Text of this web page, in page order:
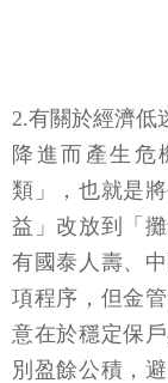
2.有關於經濟低
降進而產生危
類」，也就是
益」改放到「
有國泰人壽、
項程序，但金
意在於穩定保
別盈餘公積，